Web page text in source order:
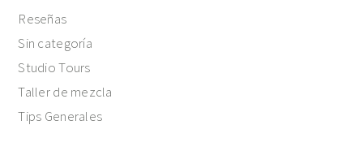
Reseñas
Sin categoría
Studio Tours
Taller de mezcla
Tips Generales